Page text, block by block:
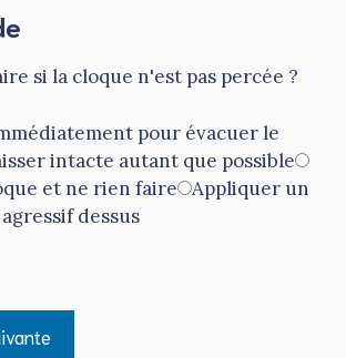
si la cloque n'est pas percée ?
pour évacuer le
intacte autant que possible
et ne rien faire
Appliquer un
dessus